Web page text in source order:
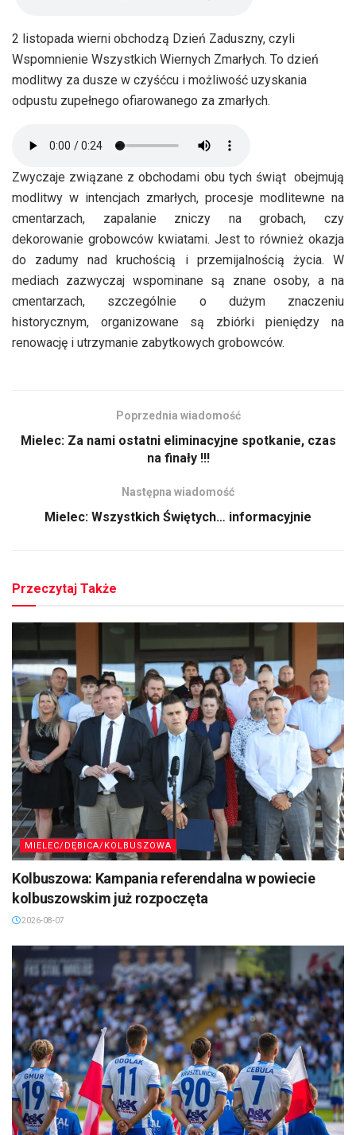
2 listopada wierni obchodzą Dzień Zaduszny, czyli
Wspomnienie Wszystkich Wiernych Zmarłych. To dzień
modlitwy za dusze w czyśćcu i możliwość uzyskania
odpustu zupełnego ofiarowanego za zmarłych.
Zwyczaje związane z obchodami obu tych świąt obejmują
modlitwy w intencjach zmarłych, procesje modlitewne na
cmentarzach, zapalanie zniczy na grobach, czy
dekorowanie grobowców kwiatami. Jest to również okazja
do zadumy nad kruchością i przemijalnością życia. W
mediach zazwyczaj wspominane są znane osoby, a na
cmentarzach, szczególnie o dużym znaczeniu
historycznym, organizowane są zbiórki pieniędzy na
renowację i utrzymanie zabytkowych grobowców.
Poprzednia wiadomość
Mielec: Za nami ostatni eliminacyjne spotkanie, czas
na finały !!!
Następna wiadomość
Mielec: Wszystkich Świętych… informacyjnie
Przeczytaj Także
MIELEC/DĘBICA/KOLBUSZOWA
Kolbuszowa: Kampania referendalna w powiecie
kolbuszowskim już rozpoczęta
2026-08-07